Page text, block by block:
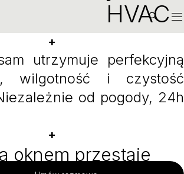
HVAC
+
utrzymuje perfekcyjną
wilgotność i czystość
od pogody, 24h
+
oknem przestaje